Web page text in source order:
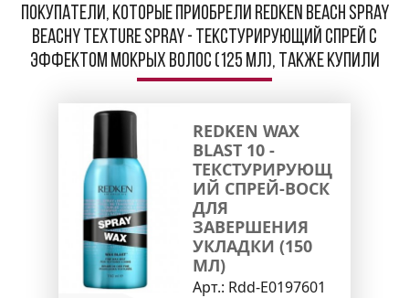
Покупатели, которые приобрели Redken Beach Spray
Beachy Texture Spray - Текстурирующий спрей с
эффектом мокрых волос (125 мл), также купили
REDKEN WAX
BLAST 10 -
ТЕКСТУРИРУЮЩ
ИЙ СПРЕЙ-ВОСК
ДЛЯ
ЗАВЕРШЕНИЯ
УКЛАДКИ (150
МЛ)
Арт.: Rdd-E0197601